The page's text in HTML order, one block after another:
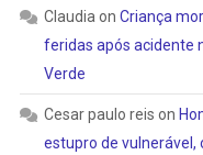
Claudia on Criança
feridas após acidente
Verde
Cesar paulo reis on
estupro de vulnerável,